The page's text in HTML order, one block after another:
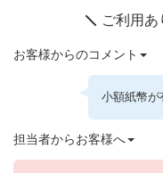
ご利用あ
お客様からのコメント
小額紙幣が
担当者からお客様へ